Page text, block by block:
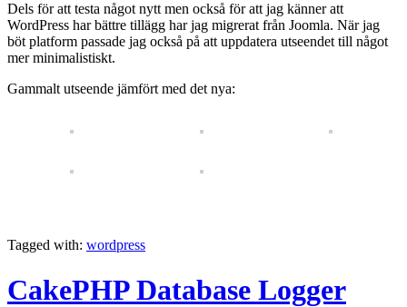
Dels för att testa något nytt men också för att jag känner att
WordPress har bättre tillägg har jag migrerat från Joomla. När jag
böt platform passade jag också på att uppdatera utseendet till något
mer minimalistiskt.
Gammalt utseende jämfört med det nya:
Tagged with: wordpress
CakePHP Database Logger